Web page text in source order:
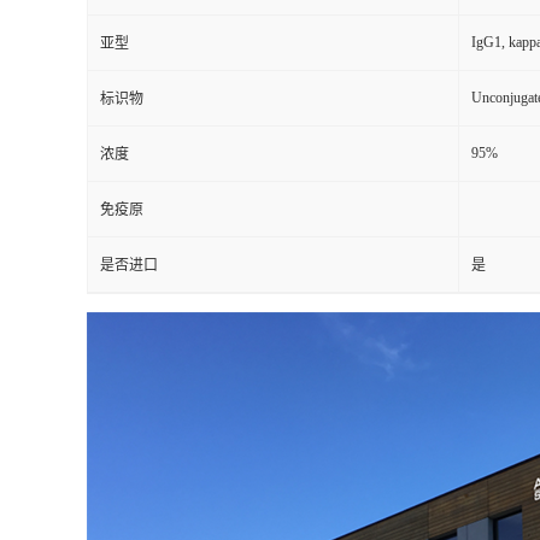
亚型 IgG1,
标识物
浓度 95%
免疫原
是否进口 是